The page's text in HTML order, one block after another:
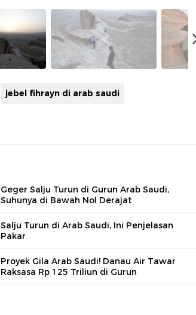
jebel fihrayn di arab saudi
Geger Salju Turun di Gurun Arab Saudi,
Suhunya di Bawah Nol Derajat
Salju Turun di Arab Saudi, Ini Penjelasan
Pakar
Proyek Gila Arab Saudi! Danau Air Tawar
Raksasa Rp 125 Triliun di Gurun